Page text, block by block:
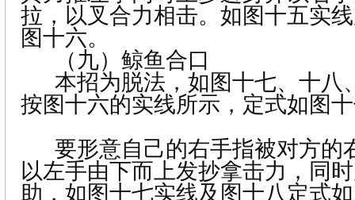
拉，以叉合力相击。如图十五实
图十六。
（九） 鲸鱼合口
本招为脱法，如图十七、十八
按图十六的实线所示，定式如图
要形意自己的右手指被对方的
以左手由下而上发抄拿击力，同
助，如图十七实线及图十八定式